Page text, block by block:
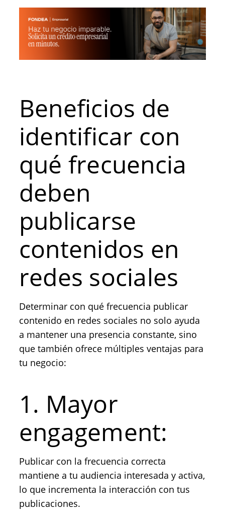
Beneficios de
identificar con
qué frecuencia
deben
publicarse
contenidos en
redes sociales
Determinar con qué frecuencia publicar
contenido en redes sociales no solo ayuda
a mantener una presencia constante, sino
que también ofrece múltiples ventajas para
tu negocio:
1. Mayor
engagement:
Publicar con la frecuencia correcta
mantiene a tu audiencia interesada y activa,
lo que incrementa la interacción con tus
publicaciones.